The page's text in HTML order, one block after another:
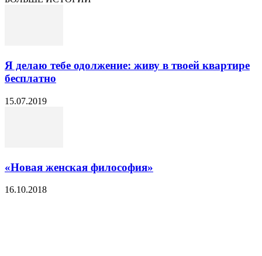
Я делаю тебе одолжение: живу в твоей квартире
бесплатно
15.07.2019
«Новая женская философия»
16.10.2018